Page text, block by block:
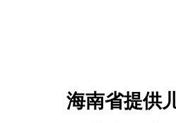
海南省提供